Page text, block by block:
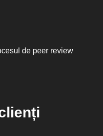
de peer review